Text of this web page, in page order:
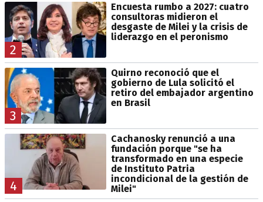
2
Encuesta rumbo a 2027: cuatro
consultoras midieron el
desgaste de Milei y la crisis de
liderazgo en el peronismo
3
Quirno reconoció que el
gobierno de Lula solicitó el
retiro del embajador argentino
en Brasil
4
Cachanosky renunció a una
fundación porque "se ha
transformado en una especie
de Instituto Patria
incondicional de la gestión de
Milei"